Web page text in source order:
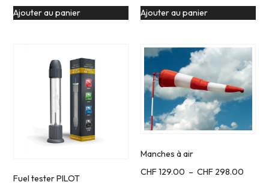
Ajouter au panier
Ajouter au panier
Fuel tester PILOT
Manches à air
CHF129.00 – CHF 298.00